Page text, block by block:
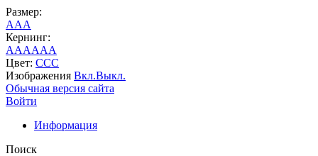
Размер:
AAA
Кернинг:
AAAAAA
Цвет: CCC
Изображения Вкл.Выкл.
Обычная версия сайта
Войти
Информация
Поиск